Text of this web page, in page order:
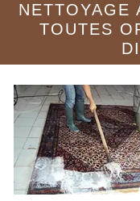
NETTOYAGE
TOUTES